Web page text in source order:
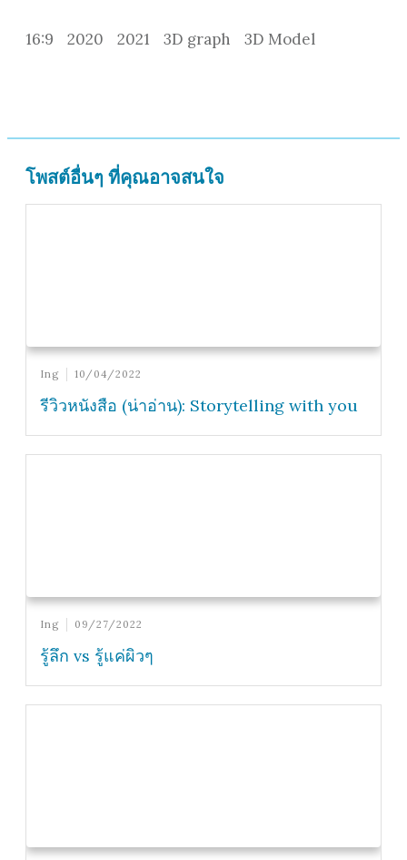
16:9 2020 2021 3D graph 3D Model
โพสต์อื่นๆ ที่คุณอาจสนใจ
Ing 10/04/2022
รีวิวหนังสือ (น่าอ่าน): Storytelling with you
Ing 09/27/2022
รู้ลึก vs รู้แค่ผิวๆ